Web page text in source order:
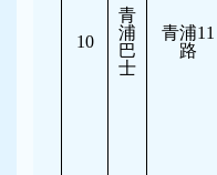
10
青
浦
巴
士
青浦11
路